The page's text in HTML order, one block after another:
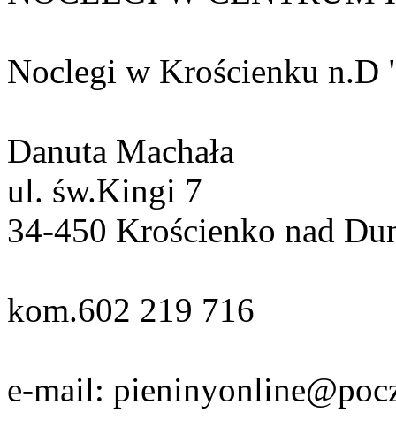
Noclegi w Krościenku n.D
Danuta Machała
ul. św.Kingi 7
34-450 Krościenko nad
kom.602 219 716
e-mail: